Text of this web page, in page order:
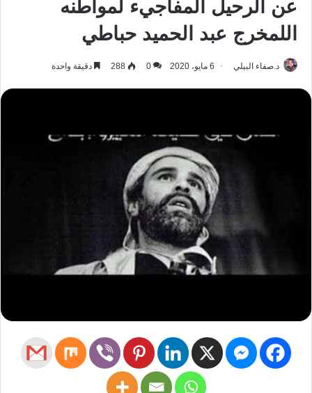
عن الرحيل المفاجيء لمواطنه
اللمخرج عبد الحميد حباطي
د.صفاء البيلي 6 مايو، 2020 0
288 دقيقة واحدة